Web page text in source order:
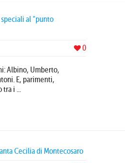
al “punto
0
Albino, Umberto,
E, parimenti,
tra i ...
Cecilia di Montecosaro